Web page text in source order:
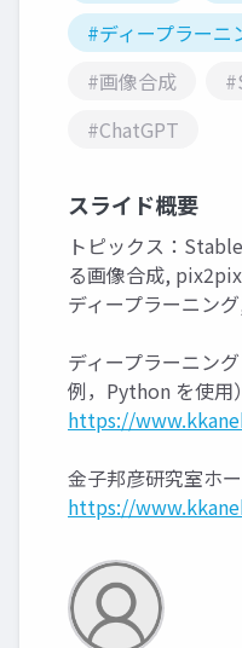
#ディープラーニ
#画像合成
#ChatGPT
スライド概要
トピックス：
る画像合成,
ディープラーニン
ディープラーニン
例，Python を使用
https://
金子邦彦研究室ホ
https://